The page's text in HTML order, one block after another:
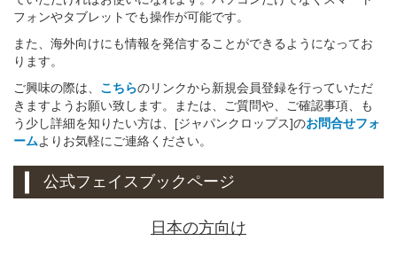
フォンやタブレットでも操作が可能です。
また、海外向けにも情報を発信することができるようになってお
ります。
ご興味の際は、 こちらのリンクから新規会員登録を行っていただ
きますようお願い致します。または、ご質問や、ご確認事項、も
う少し詳細を知りたい方は、[ジャパンクロップス]のお問合せフォ
ームよりお気軽にご連絡ください。
公式フェイスブックページ
日本の方向け